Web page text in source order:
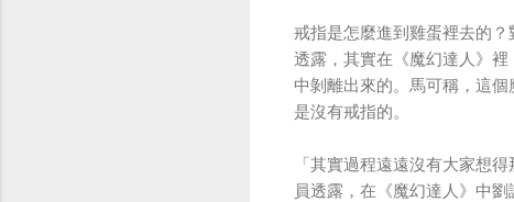
戒指是怎麼進到雞蛋裡去的
透露，其實在《魔幻達人》
中剝離出來的。馬可稱，這
是沒有戒指的。
「其實過程遠遠沒有大家想
員透露，在《魔幻達人》中